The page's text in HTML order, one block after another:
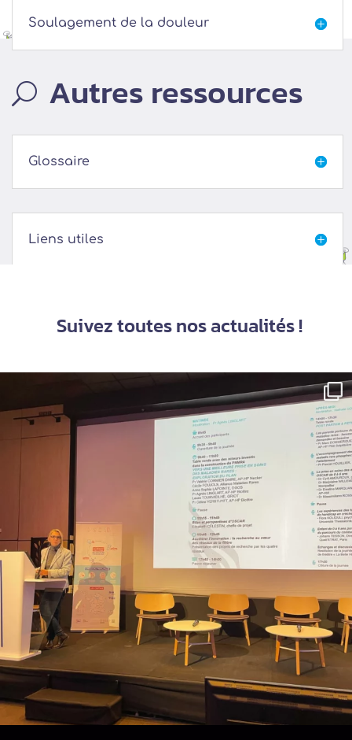

Soulagement de la douleur
U Autres ressources

Glossaire

Liens utiles
Suivez toutes nos actualités !